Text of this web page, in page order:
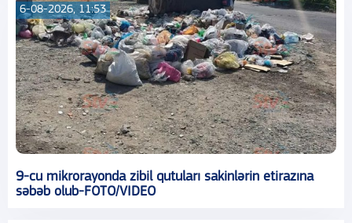
6-08-2026, 11:53
9-cu mikrorayonda zibil qutuları sakinlərin etirazına
səbəb olub-FOTO/VIDEO